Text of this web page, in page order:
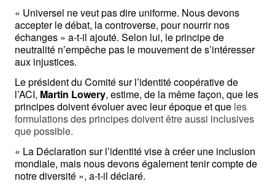
« Universel ne veut pas dire uniforme. Nous devons
accepter le débat, la controverse, pour nourrir nos
échanges » a-t-il ajouté. Selon lui, le principe de
neutralité n’empêche pas le mouvement de s’intéresser
aux injustices.
Le président du Comité sur l’identité coopérative de
l’ACI, Martin Lowery, estime, de la même façon, que les
principes doivent évoluer avec leur époque et que les
formulations des principes doivent être aussi inclusives
que possible.
« La Déclaration sur l’identité vise à créer une inclusion
mondiale, mais nous devons également tenir compte de
notre diversité », a-t-il déclaré.